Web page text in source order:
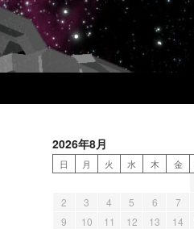
2026年8月
日 月 火 水 木 金
2
3 4 5 6 7
9
10 11 12 13 14